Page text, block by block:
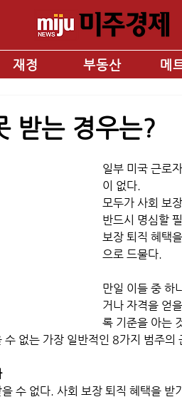
재정 부동산 메
받는 경우는?
일부 미국 근로
이 없다.
모두가 사회 보
반드시 명심할
보장 퇴직 혜택
으로 드물다.
만일 이들 중 하
거나 자격을 얻
록 기준을 아는
없는 가장 일반적인 8가지 범주의
수 없다. 사회 보장 퇴직 혜택을 받